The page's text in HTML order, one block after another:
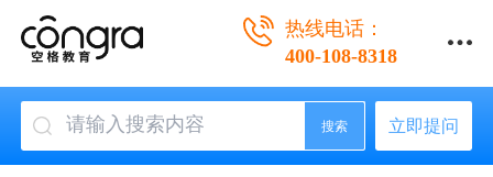
热线电话：
400-108-8318
搜索 立即提问